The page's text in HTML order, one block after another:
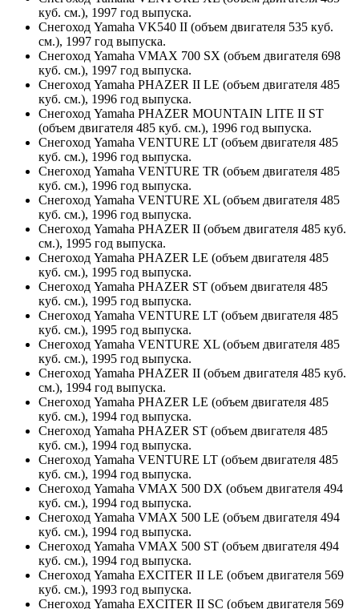
куб. см.), 1997 год выпуска.
Снегоход Yamaha VK540 II (объем двигателя 535 куб.
см.), 1997 год выпуска.
Снегоход Yamaha VMAX 700 SX (объем двигателя 698
куб. см.), 1997 год выпуска.
Снегоход Yamaha PHAZER II LE (объем двигателя 485
куб. см.), 1996 год выпуска.
Снегоход Yamaha PHAZER MOUNTAIN LITE II ST
(объем двигателя 485 куб. см.), 1996 год выпуска.
Снегоход Yamaha VENTURE LT (объем двигателя 485
куб. см.), 1996 год выпуска.
Снегоход Yamaha VENTURE TR (объем двигателя 485
куб. см.), 1996 год выпуска.
Снегоход Yamaha VENTURE XL (объем двигателя 485
куб. см.), 1996 год выпуска.
Снегоход Yamaha PHAZER II (объем двигателя 485 куб.
см.), 1995 год выпуска.
Снегоход Yamaha PHAZER LE (объем двигателя 485
куб. см.), 1995 год выпуска.
Снегоход Yamaha PHAZER ST (объем двигателя 485
куб. см.), 1995 год выпуска.
Снегоход Yamaha VENTURE LT (объем двигателя 485
куб. см.), 1995 год выпуска.
Снегоход Yamaha VENTURE XL (объем двигателя 485
куб. см.), 1995 год выпуска.
Снегоход Yamaha PHAZER II (объем двигателя 485 куб.
см.), 1994 год выпуска.
Снегоход Yamaha PHAZER LE (объем двигателя 485
куб. см.), 1994 год выпуска.
Снегоход Yamaha PHAZER ST (объем двигателя 485
куб. см.), 1994 год выпуска.
Снегоход Yamaha VENTURE LT (объем двигателя 485
куб. см.), 1994 год выпуска.
Снегоход Yamaha VMAX 500 DX (объем двигателя 494
куб. см.), 1994 год выпуска.
Снегоход Yamaha VMAX 500 LE (объем двигателя 494
куб. см.), 1994 год выпуска.
Снегоход Yamaha VMAX 500 ST (объем двигателя 494
куб. см.), 1994 год выпуска.
Снегоход Yamaha EXCITER II LE (объем двигателя 569
куб. см.), 1993 год выпуска.
Снегоход Yamaha EXCITER II SC (объем двигателя 569